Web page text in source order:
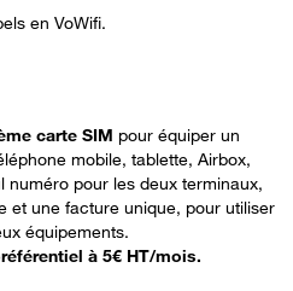
en VoWifi.
carte SIM pour équiper un
mobile, tablette, Airbox,
numéro pour les deux terminaux,
et une facture unique, pour utiliser
équipements.
à 5€ HT/mois.